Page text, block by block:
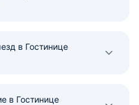
в Гостинице
в Гостинице